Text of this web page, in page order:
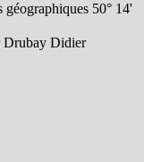
50° 14'
Drubay Didier